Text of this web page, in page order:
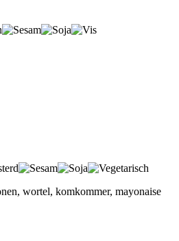
wortel, komkommer, mayonaise